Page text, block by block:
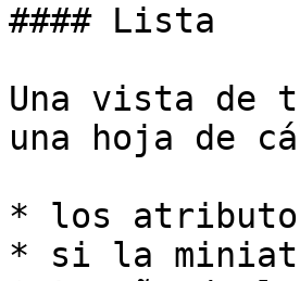
#### Lista
Una vista de
una hoja de
* los atributos
* si la